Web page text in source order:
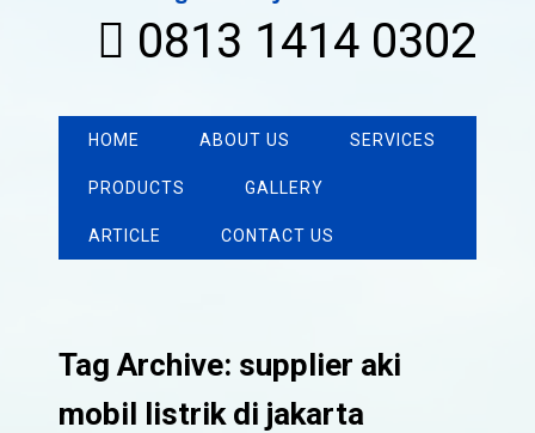
0813 1414 0302
HOME ABOUT US SERVICES
PRODUCTS GALLERY
ARTICLE CONTACT US
Tag Archive: supplier aki
mobil listrik di jakarta